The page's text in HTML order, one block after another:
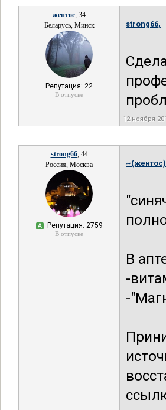
жентос, 34
Беларусь, Минск
Репутация: 22
В отпуске
strong66,
12 ноября
strong66, 44
Россия, Москва
А Репутация: 2759
В отпуске
В
-
-